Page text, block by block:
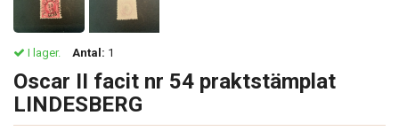
I lager. Antal: 1
Oscar II facit nr 54 praktstämplat
LINDESBERG